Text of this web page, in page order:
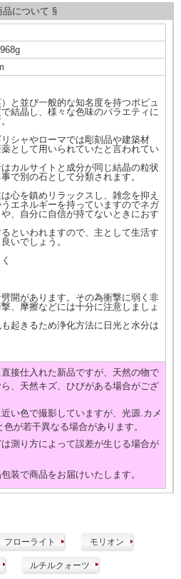
品について §
と並び一般的な知名度を持つポピュ
結晶し、様々な色味のバラエティに
シャやローマでは彫刻品や建築材
として用いられていたと言われてい
カルサイトと成分が同じ結晶の粒状
で別の石として分類されます。
心を鎮めリラックスし、雑念を抑え
エネルギーを持っていますのでネガ
、自分に自信が持てないときにおす
といわれますので、主として生活す
いでしょう。
開があります。その為衝撃に弱く非
、摩擦などには十分に注意しましょ
起きるため浄化方法に日光と水分は
接仕入れた新品ですが、天然の物で
、天然キズ、ひびがある場合がござ
い色で撮影していますが、光源.カメ
が若干異なる場合があります。
測り方によって誤差が生じる場合が
装で商品をお届けいたします。
フローライト モリオン
ルチルクォーツ